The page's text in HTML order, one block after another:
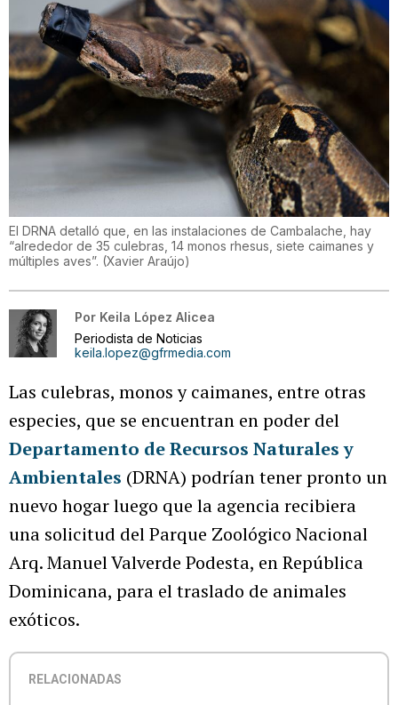
El DRNA detalló que, en las instalaciones de Cambalache, hay
“alrededor de 35 culebras, 14 monos rhesus, siete caimanes y
múltiples aves”. (Xavier Araújo)
Por Keila López Alicea
Periodista de Noticias
keila.lopez@gfrmedia.com
Las culebras, monos y caimanes, entre otras
especies, que se encuentran en poder del
Departamento de Recursos Naturales y
Ambientales (DRNA) podrían tener pronto un
nuevo hogar luego que la agencia recibiera
una solicitud del Parque Zoológico Nacional
Arq. Manuel Valverde Podesta, en República
Dominicana, para el traslado de animales
exóticos.
RELACIONADAS